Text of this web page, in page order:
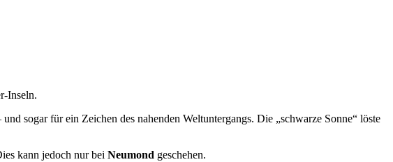
Inseln.
sogar für ein Zeichen des nahenden Weltuntergangs. Die „schwarze Sonne“ löste
kann jedoch nur bei Neumond geschehen.